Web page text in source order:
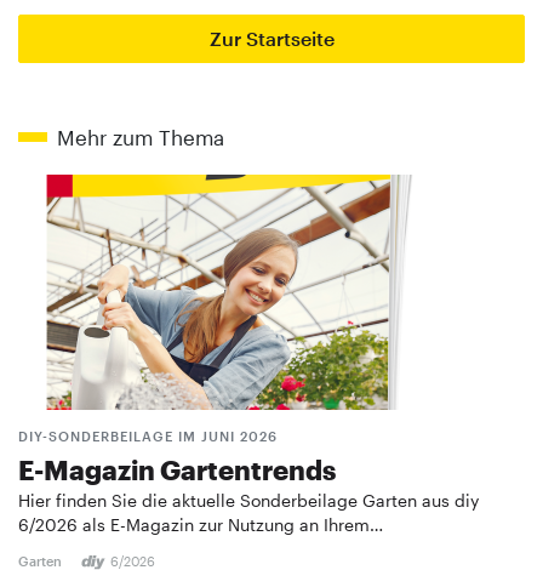
Zur Startseite
Mehr zum Thema
DIY-SONDERBEILAGE IM JUNI 2026
E-Magazin Gartentrends
Hier finden Sie die aktuelle Sonderbeilage Garten aus diy
6/2026 als E-Magazin zur Nutzung an Ihrem…
Garten 6/2026